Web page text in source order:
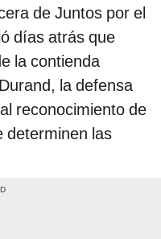
de Juntos por el
días atrás que
la contienda
la defensa
reconocimiento de
determinen las